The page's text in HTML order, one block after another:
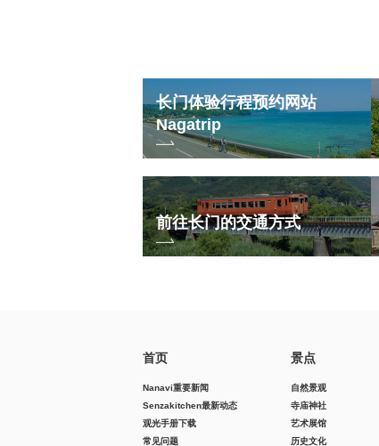
长门体验行程预约网站
Nagatrip
前往长门的交通方式
首页
Nanavi重要新闻
Senzakitchen最新动态
观光手册下载
常见问题
景点
自然景观
寺庙神社
艺术展馆
历史文化